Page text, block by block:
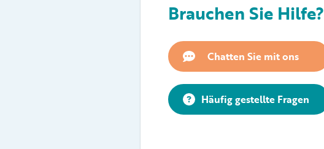
Brauchen Sie Hilfe?
Chatten Sie mit ons
Häufig gestellte Fragen